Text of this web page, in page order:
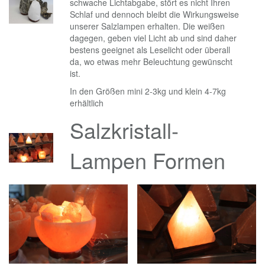
schwache Lichtabgabe, stört es nicht Ihren
Schlaf und dennoch bleibt die Wirkungsweise
unserer Salzlampen erhalten. Die weißen
dagegen, geben viel Licht ab und sind daher
bestens geeignet als Leselicht oder überall
da, wo etwas mehr Beleuchtung gewünscht
ist.
In den Größen mini 2-3kg und klein 4-7kg
erhältlich
Salzkristall-
Lampen Formen